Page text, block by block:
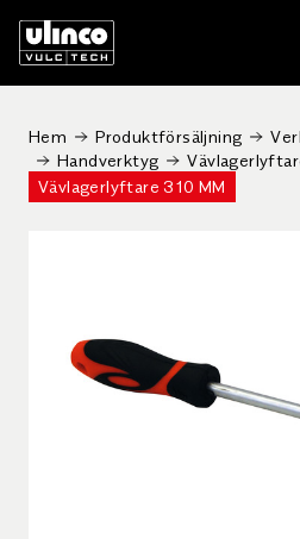
Hem Produktförsäljning
Handverktyg
Vävlagerlyftare 310 MM